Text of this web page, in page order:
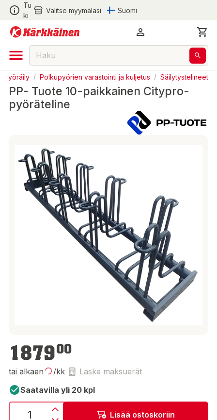
Tu
ki
Valitse myymäläsi Suomi
Pyöräily / Polkupyörien varastointi ja kuljetus / Säilytystelineet
PP- Tuote 10-paikkainen Citypro-
pyöräteline
1 879,00 €
187900
tai alkaen /kk
Laske maksuerät
Saatavilla yli 20 kpl
Lisää ostoskoriin